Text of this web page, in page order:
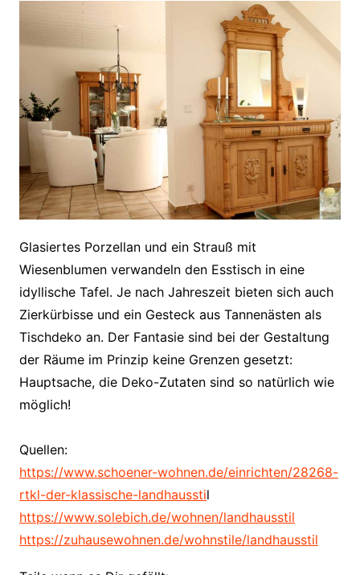
Glasiertes Porzellan und ein Strauß mit
Wiesenblumen verwandeln den Esstisch in eine
idyllische Tafel. Je nach Jahreszeit bieten sich auch
Zierkürbisse und ein Gesteck aus Tannenästen als
Tischdeko an. Der Fantasie sind bei der Gestaltung
der Räume im Prinzip keine Grenzen gesetzt:
Hauptsache, die Deko-Zutaten sind so natürlich wie
möglich!
Quellen:
https://www.schoener-wohnen.de/einrichten/28268-
rtkl-der-klassische-landhausstil
https://www.solebich.de/wohnen/landhausstil
https://zuhausewohnen.de/wohnstile/landhausstil